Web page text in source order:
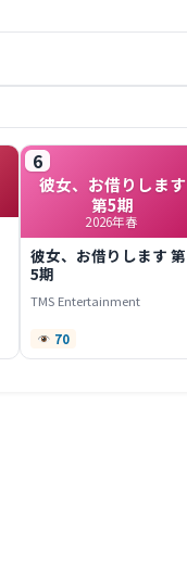
6
彼女、お借りします
第5期
2026年春
彼女、お借りします 第
5期
TMS Entertainment
70